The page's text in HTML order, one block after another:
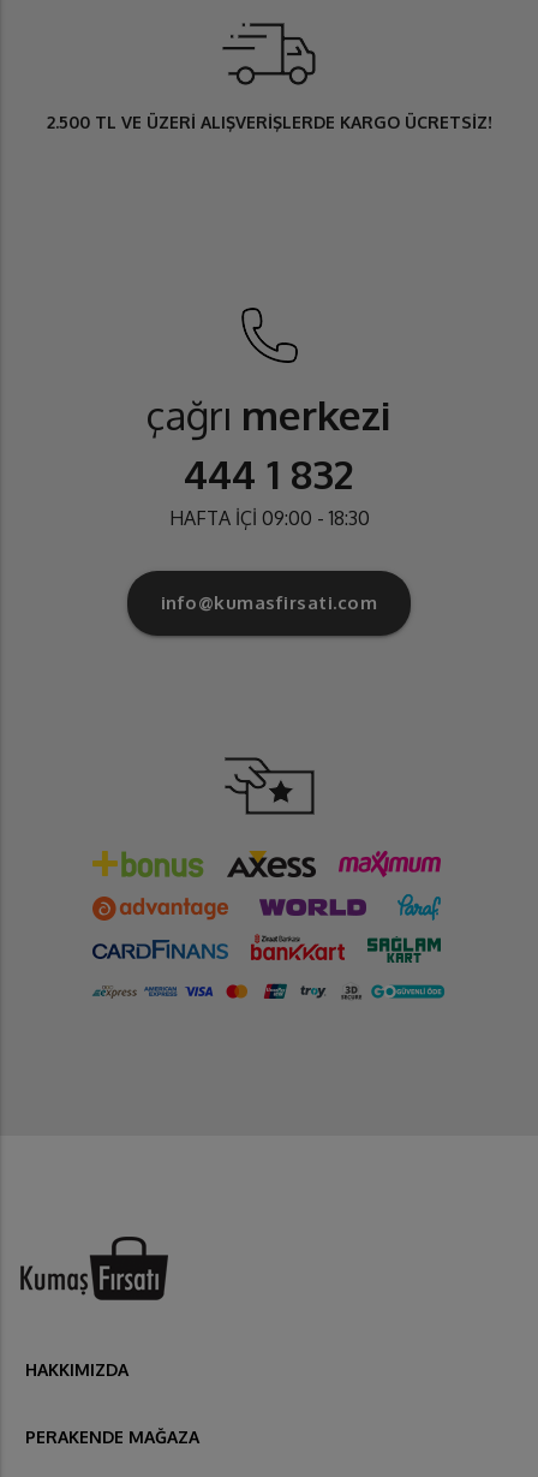
2.500 TL VE ÜZERİ ALIŞVERİŞLERDE KARGO ÜCRETSİZ!
çağrı merkezi
444 1 832
HAFTA İÇİ 09:00 - 18:30
info@kumasfirsati.com
HAKKIMIZDA
PERAKENDE MAĞAZA